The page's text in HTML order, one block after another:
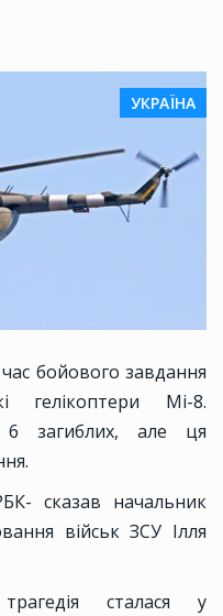
УКРАЇНА
бойового завдання
гелікоптери Мі-8.
загиблих, але ця
сказав начальник
військ ЗСУ Ілля
сталася у